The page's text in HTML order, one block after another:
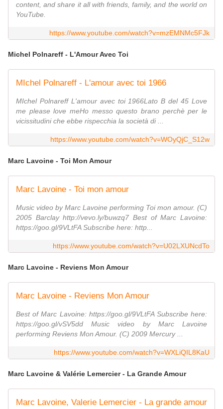
content, and share it all with friends, family, and the world on
YouTube.
https://www.youtube.com/watch?v=mzEMNMc5FJk
Michel Polnareff - L'Amour Avec Toi
MIchel Polnareff - L'amour avec toi 1966
MIchel Polnareff L'amour avec toi 1966Lato B del 45 Love
me please love meHo messo questo brano perchè per le
vicissitudini che ebbe rispecchia la società di ...
https://www.youtube.com/watch?v=WOyQjC_S12w
Marc Lavoine - Toi Mon Amour
Marc Lavoine - Toi mon amour
Music video by Marc Lavoine performing Toi mon amour. (C)
2005 Barclay http://vevo.ly/buwzq7 Best of Marc Lavoine:
https://goo.gl/9VLtFA Subscribe here: http...
https://www.youtube.com/watch?v=U02LXUNcdTo
Marc Lavoine - Reviens Mon Amour
Marc Lavoine - Reviens Mon Amour
Best of Marc Lavoine: https://goo.gl/9VLtFA Subscribe here:
https://goo.gl/vSV5dd Music video by Marc Lavoine
performing Reviens Mon Amour. (C) 2009 Mercury ...
https://www.youtube.com/watch?v=WXLiQIL8KaU
Marc Lavoine & Valérie Lemercier - La Grande Amour
Marc Lavoine, Valerie Lemercier - La grande amour